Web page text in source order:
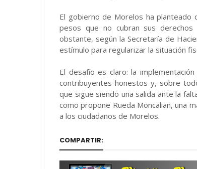
El gobierno de Morelos ha
pesos que no cubran sus
obstante, según la Secretaría de
estímulo para regularizar la situación
El desafío es claro: la
contribuyentes honestos y, sobre
que sigue siendo una salida ante la
como propone Rueda Moncalian, una
a los ciudadanos de Morelos.
COMPARTIR: